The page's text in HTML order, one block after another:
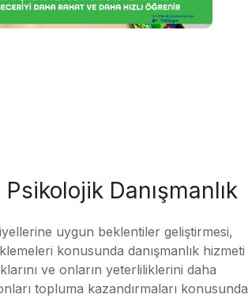
Danışmanlık
uygun beklentiler geliştirmesi,
konusunda danışmanlık hizmeti
ve onların yeterliliklerini daha
topluma kazandırmaları konusunda